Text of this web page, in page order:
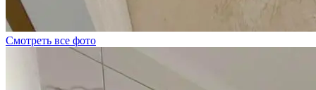
Смотреть все фото